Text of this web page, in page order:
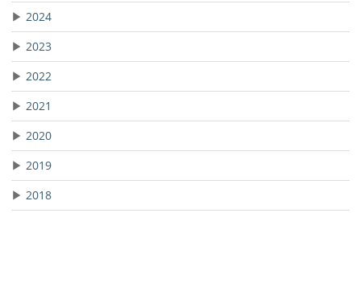
▶ 2024
▶ 2023
▶ 2022
▶ 2021
▶ 2020
▶ 2019
▶ 2018